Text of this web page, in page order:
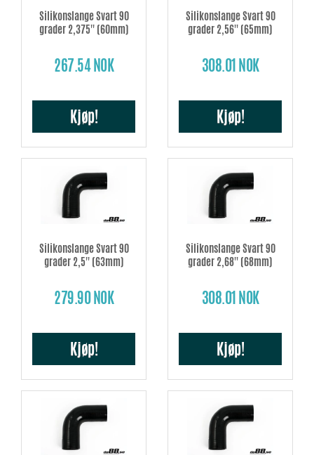
Silikonslange Svart 90
grader 2,375'' (60mm)
267.54 NOK
Kjøp!
Silikonslange Svart 90
grader 2,56'' (65mm)
308.01 NOK
Kjøp!
Silikonslange Svart 90
grader 2,5'' (63mm)
279.90 NOK
Kjøp!
Silikonslange Svart 90
grader 2,68'' (68mm)
308.01 NOK
Kjøp!